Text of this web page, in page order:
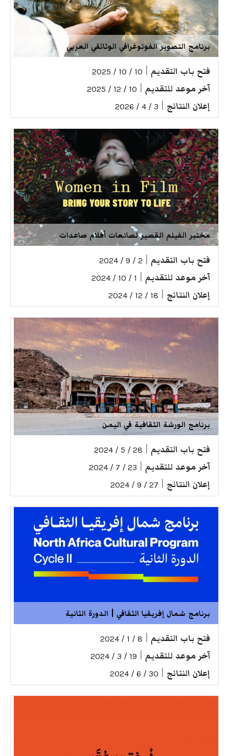
برنامج التصوير الفوتوغرافي الوثائقي العربي
فتح باب التقديم 10 / 10 / 2025
آخر موعد للتقديم 10 / 12 / 2025
إعلان النتائج 3 / 4 / 2026
مختبر الفيلم القصير لصانعات أفلام صاعدات
فتح باب التقديم 2 / 9 / 2024
آخر موعد للتقديم 1 / 10 / 2024
إعلان النتائج 18 / 12 / 2024
برنامج الورشة الثقافية في اليمن
فتح باب التقديم 28 / 5 / 2024
آخر موعد للتقديم 23 / 7 / 2024
إعلان النتائج 27 / 9 / 2024
برنامج شمال إفريقيا الثقافي | الدورة الثانية
فتح باب التقديم 8 / 1 / 2024
آخر موعد للتقديم 19 / 3 / 2024
إعلان النتائج 30 / 6 / 2024